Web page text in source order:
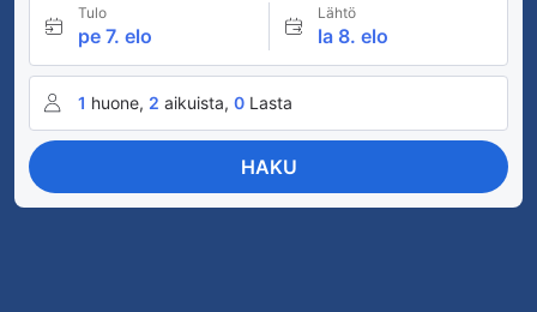
Tulo
pe 7. elo
Lähtö
la 8. elo
1 huone, 2 aikuista, 0 Lasta
HAKU